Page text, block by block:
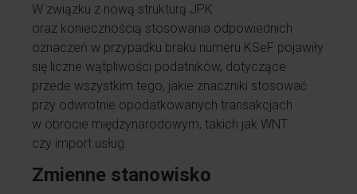
W związku z nową strukturą JPK
oraz koniecznością stosowania odpowiednich
oznaczeń w przypadku braku numeru KSeF pojawiły
się liczne wątpliwości podatników, dotyczące
przede wszystkim tego, jakie znaczniki stosować
przy odwrotnie opodatkowanych transakcjach
w obrocie międzynarodowym, takich jak WNT
czy import usług.
Zmienne stanowisko